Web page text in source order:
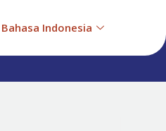
Bahasa Indonesia